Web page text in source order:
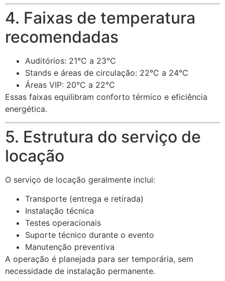
4. Faixas de temperatura
recomendadas
Auditórios: 21°C a 23°C
Stands e áreas de circulação: 22°C a 24°C
Áreas VIP: 20°C a 22°C
Essas faixas equilibram conforto térmico e eficiência
energética.
5. Estrutura do serviço de
locação
O serviço de locação geralmente inclui:
Transporte (entrega e retirada)
Instalação técnica
Testes operacionais
Suporte técnico durante o evento
Manutenção preventiva
A operação é planejada para ser temporária, sem
necessidade de instalação permanente.